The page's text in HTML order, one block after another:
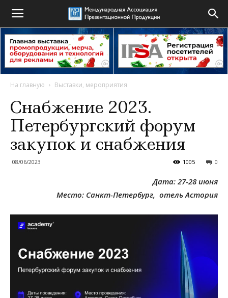
На главную Выставки, мероприятия
Снабжение 2023.
Петербургский форум
закупок и снабжения
08/06/2023 0
1005
Дата: 27-28 июня
Место: Санкт-Петербург, отель Астория